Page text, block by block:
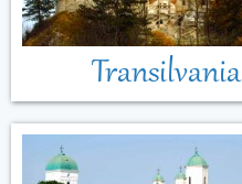
Transilvania